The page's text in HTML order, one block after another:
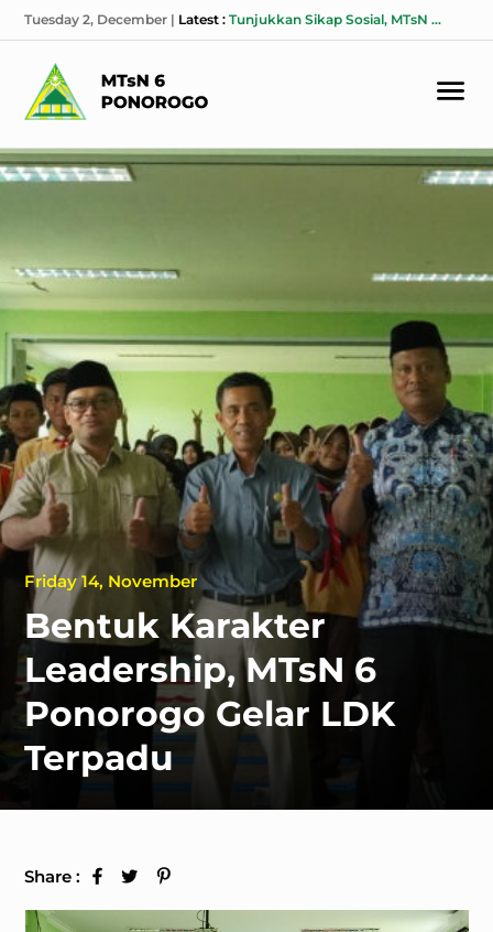
Tuesday 2, December | Latest : Tunjukkan Sikap Sosial, MTsN 6 Ponorogo Gelar Donasi untuk Korban Bencana Alam Sumatera
Friday 14, November
Bentuk Karakter
Leadership, MTsN 6
Ponorogo Gelar LDK
Terpadu
Share :